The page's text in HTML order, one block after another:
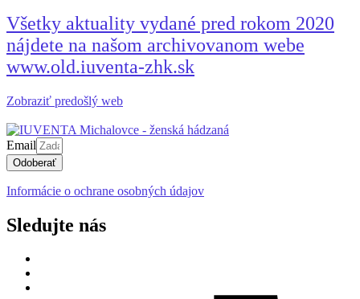
Všetky aktuality vydané pred rokom 2020
nájdete na našom archivovanom webe
www.old.iuventa-zhk.sk
Zobraziť predošlý web
Email
Odoberať
Informácie o ochrane osobných údajov
Sledujte nás